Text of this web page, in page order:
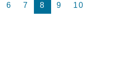
6 7 8 9
10